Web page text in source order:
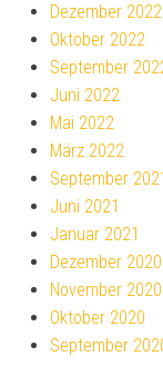
Dezember 2022
Oktober 2022
September
Juni 2022
Mai 2022
März 2022
September
Juni 2021
Januar 2021
Dezember 2020
November 2020
Oktober 2020
September